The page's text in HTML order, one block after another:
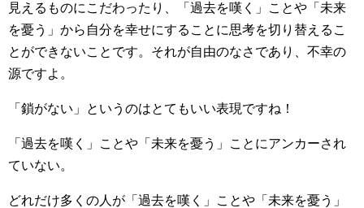
見えるものにこだわったり、「過去を嘆く」ことや「未来
を憂う」から自分を幸せにすることに思考を切り替えるこ
とができないことです。それが自由のなさであり、不幸の
源ですよ。
「鎖がない」というのはとてもいい表現ですね！
「過去を嘆く」ことや「未来を憂う」ことにアンカーされ
ていない。
どれだけ多くの人が「過去を嘆く」ことや「未来を憂う」